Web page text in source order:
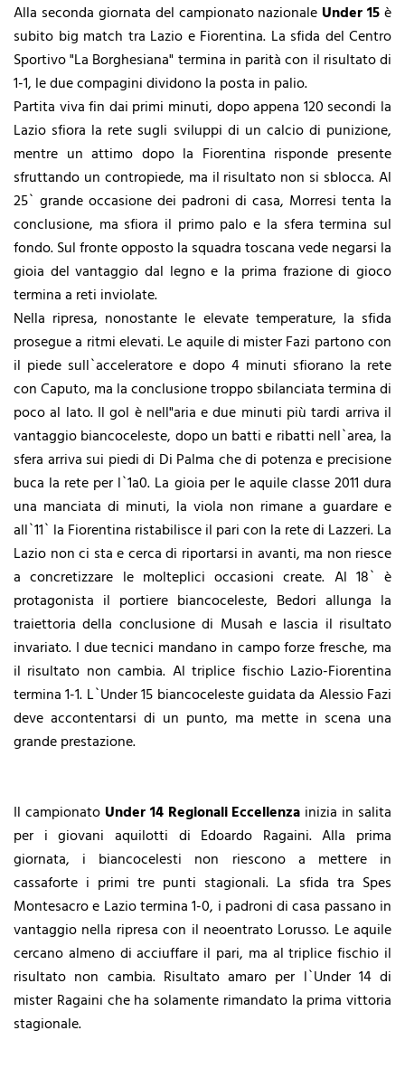
Alla seconda giornata del campionato nazionale Under 15è
subito big match tra Lazio e Fiorentina. La sfida del Centro
Sportivo "La Borghesiana" termina in parità con il risultato di
1-1, le due compagini dividono la posta in palio.
Partita viva fin dai primi minuti, dopo appena 120 secondi la
Lazio sfiora la rete sugli sviluppi di un calcio di punizione,
mentre un attimo dopo la Fiorentina risponde presente
sfruttando un contropiede, ma il risultato non si sblocca. Al
25` grande occasione dei padroni di casa, Morresi tenta la
conclusione, ma sfiora il primo palo e la sfera termina sul
fondo. Sul fronte opposto la squadra toscana vede negarsi la
gioia del vantaggio dal legno e la prima frazione di gioco
termina a reti inviolate.
Nella ripresa, nonostante le elevate temperature, la sfida
prosegue a ritmi elevati. Le aquile di mister Fazi partono con
il piede sull`acceleratore e dopo 4 minuti sfiorano la rete
con Caputo, ma la conclusione troppo sbilanciata termina di
poco al lato. Il gol è nell"aria e due minuti più tardi arriva il
vantaggio biancoceleste, dopo un batti e ribatti nell`area, la
sfera arriva sui piedi di Di Palma che di potenza e precisione
buca la rete per l`1a0. La gioia per le aquile classe 2011 dura
una manciata di minuti, la viola non rimane a guardare e
all`11` la Fiorentina ristabilisce il pari con la rete di Lazzeri. La
Lazio non ci sta e cerca di riportarsi in avanti, ma non riesce
a concretizzare le molteplici occasioni create. Al 18` è
protagonista il portiere biancoceleste, Bedori allunga la
traiettoria della conclusione di Musah e lascia il risultato
invariato. I due tecnici mandano in campo forze fresche, ma
il risultato non cambia. Al triplice fischio Lazio-Fiorentina
termina 1-1. L`Under 15 biancoceleste guidata da Alessio Fazi
deve accontentarsi di un punto, ma mette in scena una
grande prestazione.
Il campionato Under 14 Regionali Eccellenza inizia in salita
per i giovani aquilotti di Edoardo Ragaini. Alla prima
giornata, i biancocelesti non riescono a mettere in
cassaforte i primi tre punti stagionali. La sfida tra Spes
Montesacro e Lazio termina 1-0, i padroni di casa passano in
vantaggio nella ripresa con il neoentrato Lorusso. Le aquile
cercano almeno di acciuffare il pari, ma al triplice fischio il
risultato non cambia. Risultato amaro per l`Under 14 di
mister Ragaini che ha solamente rimandato la prima vittoria
stagionale.